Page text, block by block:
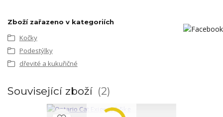
Zboží zařazeno v kategoriích
Kočky
Podestýlky
dřevité a kukuřičné
Související zboží 2